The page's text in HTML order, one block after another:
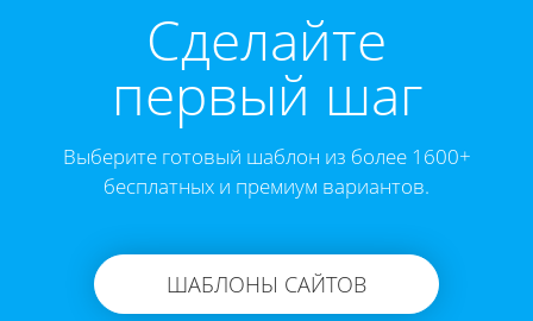
Cделайте
первый шаг
Выберите готовый шаблон из более 1600+
бесплатных и премиум вариантов.
ШАБЛОНЫ САЙТОВ